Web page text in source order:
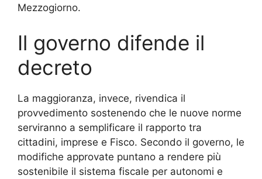
Mezzogiorno.
Il governo difende il
decreto
La maggioranza, invece, rivendica il
provvedimento sostenendo che le nuove norme
serviranno a semplificare il rapporto tra
cittadini, imprese e Fisco. Secondo il governo, le
modifiche approvate puntano a rendere più
sostenibile il sistema fiscale per autonomi e